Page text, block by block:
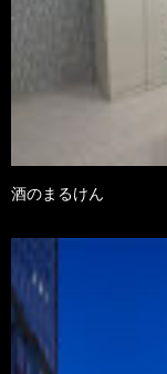
酒のまるけん